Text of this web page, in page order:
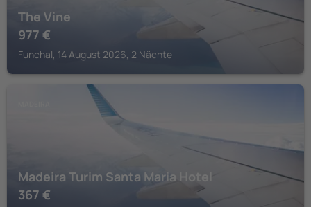
The Vine
977 €
Funchal, 14 August 2026, 2 Nächte
Madeira Turim Santa Maria Hotel
367 €